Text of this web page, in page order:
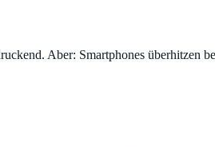
Aber: Smartphones